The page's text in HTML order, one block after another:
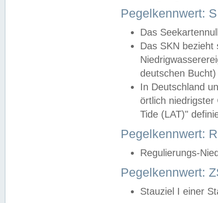
Pegelkennwert:
Das
Das SKN
deutschen
In Deutschland
örtlich
Tide (LAT)"
Pegelkennwert:
Regulierungs-
Pegelkennwert:
Stauziel I einer